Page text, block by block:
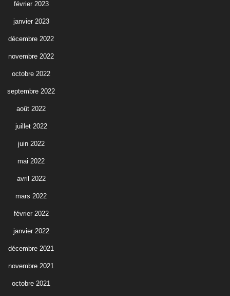
février 2023
janvier 2023
décembre 2022
novembre 2022
octobre 2022
septembre 2022
août 2022
juillet 2022
juin 2022
mai 2022
avril 2022
mars 2022
février 2022
janvier 2022
décembre 2021
novembre 2021
octobre 2021